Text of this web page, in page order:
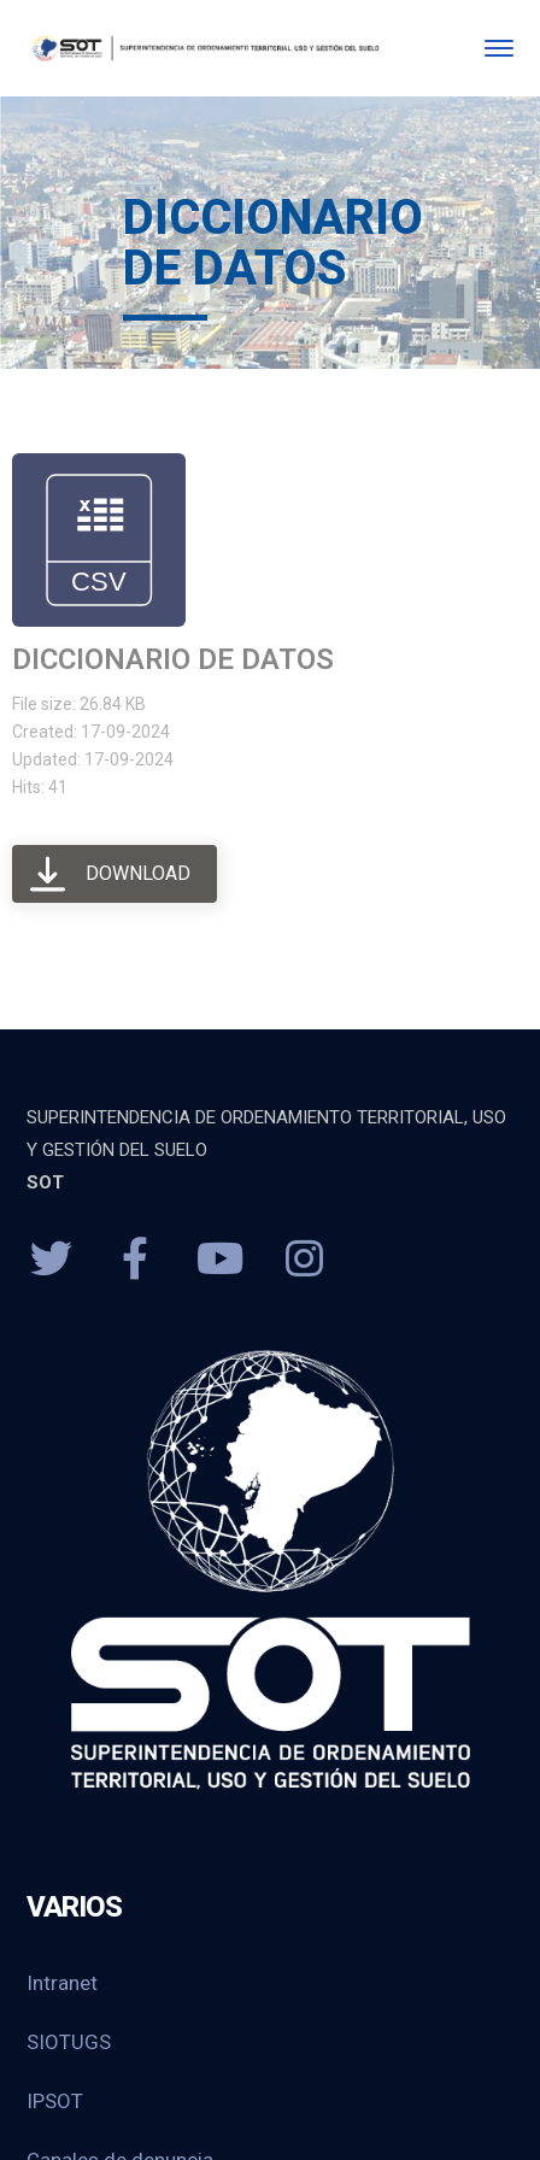
DICCIONARIO
DE DATOS
DICCIONARIO DE DATOS
File size: 26.84 KB
Created: 17-09-2024
Updated: 17-09-2024
Hits: 41
DOWNLOAD
SUPERINTENDENCIA DE ORDENAMIENTO TERRITORIAL, USO
Y GESTIÓN DEL SUELO
SOT
VARIOS
Intranet
SIOTUGS
IPSOT